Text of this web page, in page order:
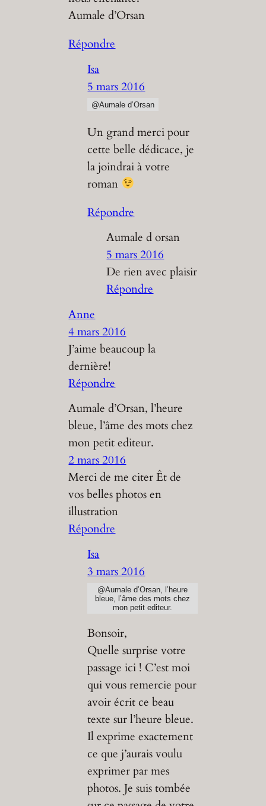
Aumale d’Orsan
Répondre
Isa
5 mars 2016
@Aumale d’Orsan
Un grand merci pour
cette belle dédicace, je
la joindrai à votre
roman
Répondre
Aumale d orsan
5 mars 2016
De rien avec plaisir
Répondre
Anne
4 mars 2016
J’aime beaucoup la
dernière!
Répondre
Aumale d’Orsan, l’heure
bleue, l’âme des mots chez
mon petit editeur.
2 mars 2016
Merci de me citer Êt de
vos belles photos en
illustration
Répondre
Isa
3 mars 2016
@Aumale d’Orsan, l’heure
bleue, l’âme des mots chez
mon petit editeur.
Bonsoir,
Quelle surprise votre
passage ici ! C’est moi
qui vous remercie pour
avoir écrit ce beau
texte sur l’heure bleue.
Il exprime exactement
ce que j’aurais voulu
exprimer par mes
photos. Je suis tombée